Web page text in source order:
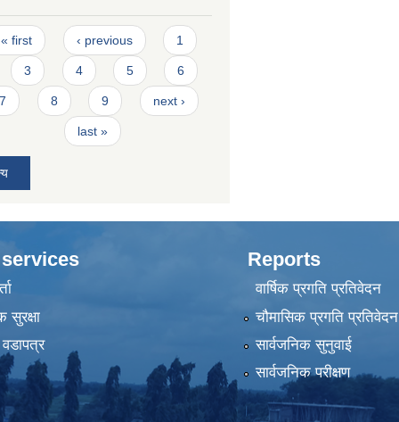
« first ‹ previous 1
3 4 5 6
7 8 9 next ›
last »
सुरक्षा
Reports
वार्षिक प्रगति प्रतिवेदन
चौमासिक प्रगति प्रतिवेदन
सार्वजनिक सुनुवाई
सार्वजनिक परीक्षण